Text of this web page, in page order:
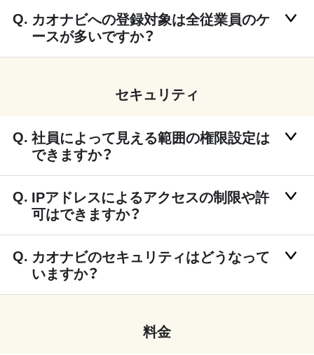
カオナビへの登録対象は全従業員のケ
ースが多いですか？
セキュリティ
社員によって見える範囲の権限設定は
できますか？
IPアドレスによるアクセスの制限や許
可はできますか？
カオナビのセキュリティはどうなって
いますか？
料金